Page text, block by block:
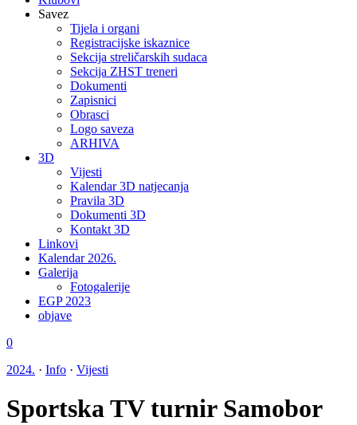
Savez
Tijela i organi
Registracijske iskaznice
Sekcija streličarskih sudaca
Sekcija ZHST treneri
Dokumenti
Zapisnici
Obrasci
Logo saveza
ARHIVA
3D
Vijesti
Kalendar 3D natjecanja
Pravila 3D
Dokumenti 3D
Kontakt 3D
Linkovi
Kalendar 2026.
Galerija
Fotogalerije
EGP 2023
objave
0
2024. · Info · Vijesti
Sportska TV turnir Samobor